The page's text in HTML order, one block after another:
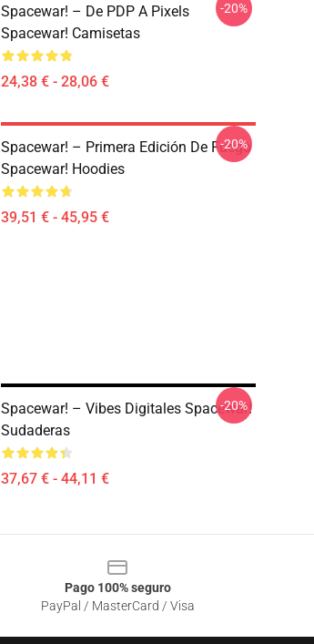
Spacewar! – De PDP A Pixels
Spacewar! Camisetas
24,38 € - 28,06 €
-20%
Spacewar! – Primera Edición De Fuego
Spacewar! Hoodies
39,51 € - 45,95 €
-20%
Spacewar! – Vibes Digitales Spacewar!
Sudaderas
37,67 € - 44,11 €
-20%
Pago 100% seguro
PayPal / MasterCard / Visa